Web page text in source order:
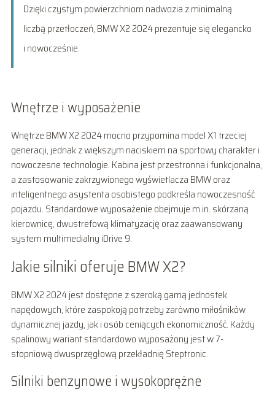
Dzięki czystym powierzchniom nadwozia z minimalną
liczbą przetłoczeń, BMW X2 2024 prezentuje się elegancko
i nowocześnie.
Wnętrze i wyposażenie
Wnętrze BMW X2 2024 mocno przypomina model X1 trzeciej
generacji, jednak z większym naciskiem na sportowy charakter i
nowoczesne technologie. Kabina jest przestronna i funkcjonalna,
a zastosowanie zakrzywionego wyświetlacza BMW oraz
inteligentnego asystenta osobistego podkreśla nowoczesność
pojazdu. Standardowe wyposażenie obejmuje m.in. skórzaną
kierownicę, dwustrefową klimatyzację oraz zaawansowany
system multimedialny iDrive 9.
Jakie silniki oferuje BMW X2?
BMW X2 2024 jest dostępne z szeroką gamą jednostek
napędowych, które zaspokoją potrzeby zarówno miłośników
dynamicznej jazdy, jak i osób ceniących ekonomiczność. Każdy
spalinowy wariant standardowo wyposażony jest w 7-
stopniową dwusprzęgłową przekładnię Steptronic.
Silniki benzynowe i wysokoprężne